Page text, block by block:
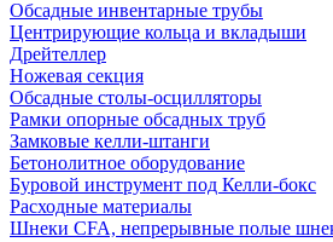
Обсадные инвентарные трубы
Центрирующие кольца и вкладыши
Дрейтеллер
Ножевая секция
Обсадные столы-осцилляторы
Рамки опорные обсадных труб
Замковые келли-штанги
Бетонолитное оборудование
Буровой инструмент под Келли-бокс
Расходные материалы
Шнеки CFA, непрерывные полые